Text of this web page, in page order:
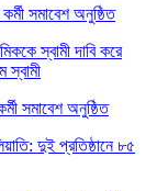
সমাবেশ অনুষ্ঠিত
স্বামী দাবি করে
স্বামী
সমাবেশ অনুষ্ঠিত
দুই প্রতিষ্ঠানে ৮৫